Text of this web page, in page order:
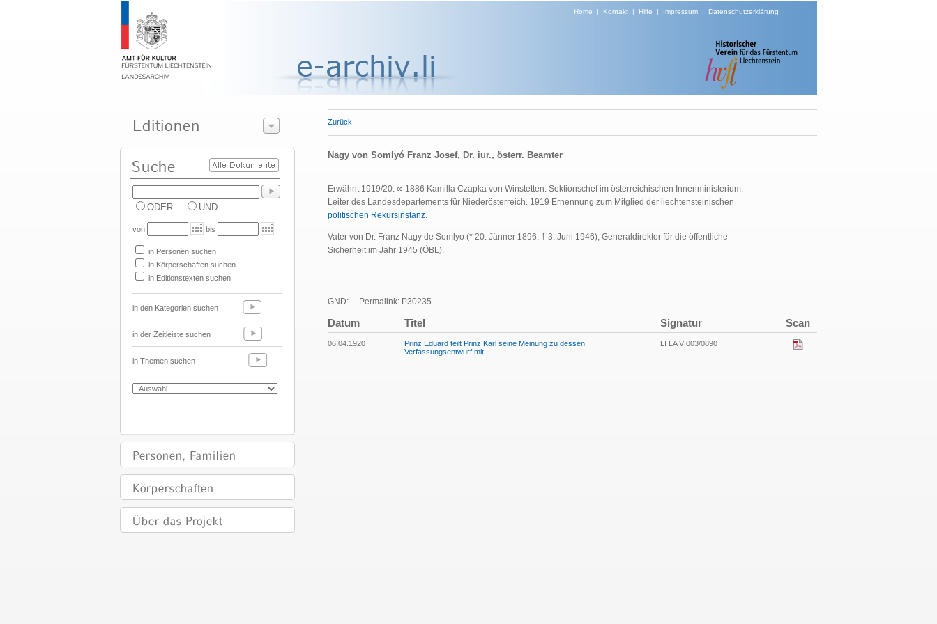
Home | Kontakt| Hilfe | Impressum| Datenschutzerklärung
ODER UND
von bis
in Personen suchen
in Körperschaften suchen
in Editionstexten suchen
in den Kategorien suchen
in der Zeitleiste suchen
in Themen suchen
Zurück
Nagy von Somlyó Franz Josef, Dr. iur., österr. Beamter
Erwähnt 1919/20. ∞ 1886 Kamilla Czapka von Winstetten. Sektionschef im österreichischen Innenministerium,
Leiter des Landesdepartements für Niederösterreich. 1919 Ernennung zum Mitglied der liechtensteinischen
politischen Rekursinstanz.
Vater von Dr. Franz Nagy de Somlyo (* 20. Jänner 1896, † 3. Juni 1946), Generaldirektor für die öffentliche
Sicherheit im Jahr 1945 (ÖBL).
GND: Permalink: P30235
Datum Titel Signatur Scan
06.04.1920
Prinz Eduard teilt Prinz Karl seine Meinung zu dessen
Verfassungsentwurf mit
LI LA V 003/0890